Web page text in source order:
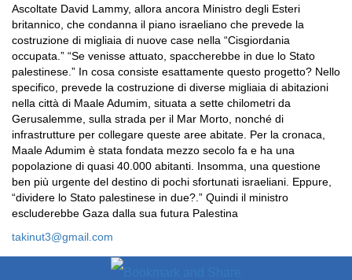
Ascoltate David Lammy, allora ancora Ministro degli Esteri
britannico, che condanna il piano israeliano che prevede la
costruzione di migliaia di nuove case nella “Cisgiordania
occupata.” “Se venisse attuato, spaccherebbe in due lo Stato
palestinese.” In cosa consiste esattamente questo progetto? Nello
specifico, prevede la costruzione di diverse migliaia di abitazioni
nella città di Maale Adumim, situata a sette chilometri da
Gerusalemme, sulla strada per il Mar Morto, nonché di
infrastrutture per collegare queste aree abitate. Per la cronaca,
Maale Adumim è stata fondata mezzo secolo fa e ha una
popolazione di quasi 40.000 abitanti. Insomma, una questione
ben più urgente del destino di pochi sfortunati israeliani. Eppure,
“dividere lo Stato palestinese in due?.” Quindi il ministro
escluderebbe Gaza dalla sua futura Palestina
takinut3@gmail.com